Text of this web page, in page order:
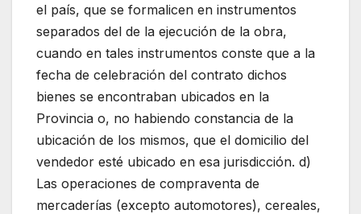
el país, que se formalicen en instrumentos
separados del de la ejecución de la obra,
cuando en tales instrumentos conste que a la
fecha de celebración del contrato dichos
bienes se encontraban ubicados en la
Provincia o, no habiendo constancia de la
ubicación de los mismos, que el domicilio del
vendedor esté ubicado en esa jurisdicción. d)
Las operaciones de compraventa de
mercaderías (excepto automotores), cereales,